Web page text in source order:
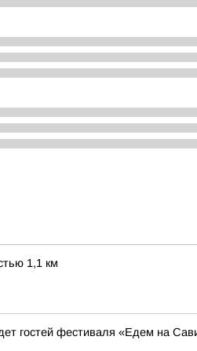
1,1 км
гостей фестиваля «Едем на